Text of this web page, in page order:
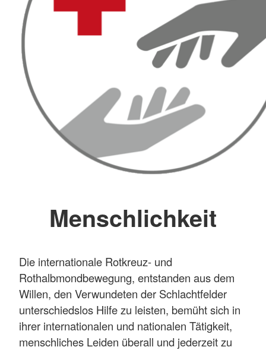
Menschlichkeit
Die internationale Rotkreuz- und
Rothalbmondbewegung, entstanden aus dem
Willen, den Verwundeten der Schlachtfelder
unterschiedslos Hilfe zu leisten, bemüht sich in
ihrer internationalen und nationalen Tätigkeit,
menschliches Leiden überall und jederzeit zu